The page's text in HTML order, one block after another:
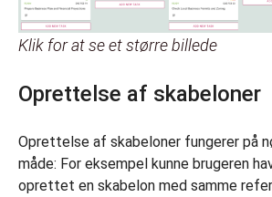
Klik for at se et større billede
Oprettelse af skabeloner
Oprettelse af skabeloner fungerer på
måde: For eksempel kunne brugeren
oprettet en skabelon med samme